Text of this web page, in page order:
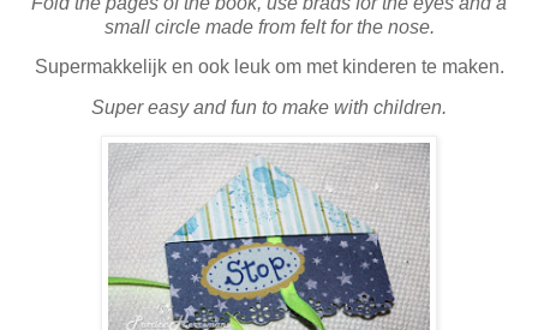
small circle made from felt for the nose.
Supermakkelijk en ook leuk om met kinderen te maken.
Super easy and fun to make with children.